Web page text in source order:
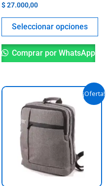
$27.000,00
Seleccionar opciones
Comprar por WhatsApp
¡Oferta!
El
precio
original
$ 67.500,00.
El
precio
actual